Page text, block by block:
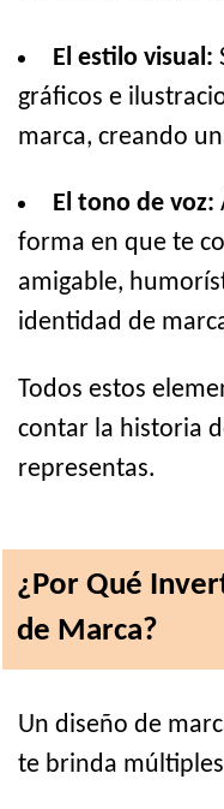
El estilo visual:
gráficos e
marca, creando
El tono de voz:
forma en que te
amigable,
identidad de
Todos estos
contar la historia
representas.
¿Por Qué
de Marca?
Un diseño de
te brinda